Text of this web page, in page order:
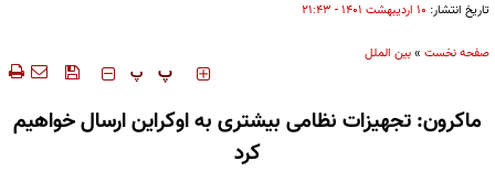
تاریخ انتشار: ۱۰ ارديبهشت ۱۴۰۱ - ۲۱:۴۳
صفحه نخست »بین الملل
‍‍‍ پ پ
ماکرون: تجهیزات نظامی بیشتری به اوکراین ارسال خواهیم
کرد